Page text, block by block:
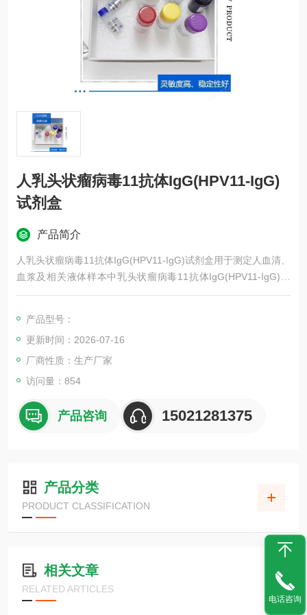
人乳头状瘤病毒11抗体IgG(HPV11-IgG)
试剂盒
产品简介
人乳头状瘤病毒11抗体IgG(HPV11-IgG)试剂盒用于测定人血清、
血浆及相关液体样本中乳头状瘤病毒11抗体IgG(HPV11-IgG)表
达。
产品型号：
更新时间：2026-07-16
厂商性质：生产厂家
访问量：854
产品咨询 15021281375
产品分类
PRODUCT CLASSIFICATION
相关文章
RELATED ARTICLES
电话咨询